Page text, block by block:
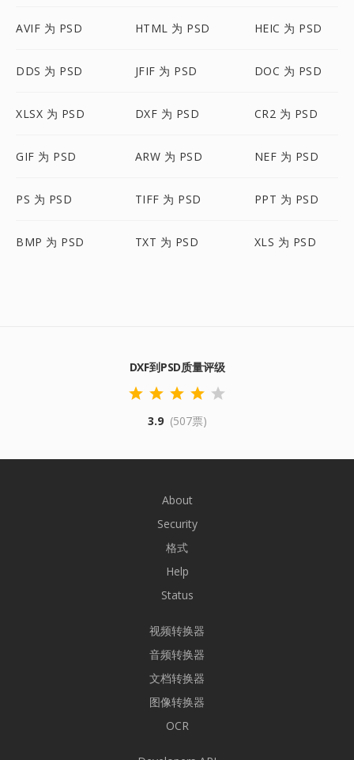
AVIF 为 PSD HTML 为 PSD HEIC 为 PSD
DDS 为 PSD JFIF 为 PSD DOC 为 PSD
XLSX 为 PSD DXF 为 PSD CR2 为 PSD
GIF 为 PSD ARW 为 PSD NEF 为 PSD
PS 为 PSD TIFF 为 PSD PPT 为 PSD
BMP 为 PSD TXT 为 PSD XLS 为 PSD
DXF到PSD质量评级
3.9 (507票)
About
Security
格式
Help
Status
视频转换器
音频转换器
文档转换器
图像转换器
OCR